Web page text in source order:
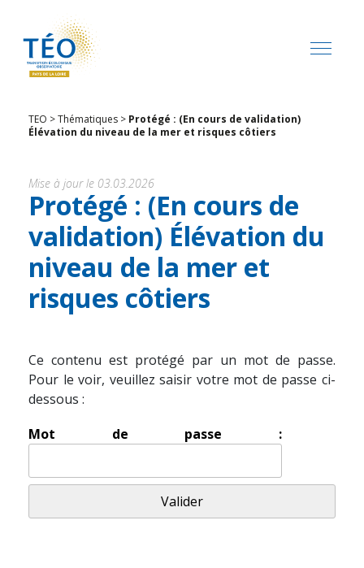
TEO >Thématiques > Protégé : (En cours de validation)
Élévation du niveau de la mer et risques côtiers
Mise à jour le 03.03.2026
Protégé : (En cours de
validation) Élévation du
niveau de la mer et
risques côtiers
Ce contenu est protégé par un mot de passe.
Pour le voir, veuillez saisir votre mot de passe ci-
dessous :
Mot de passe :